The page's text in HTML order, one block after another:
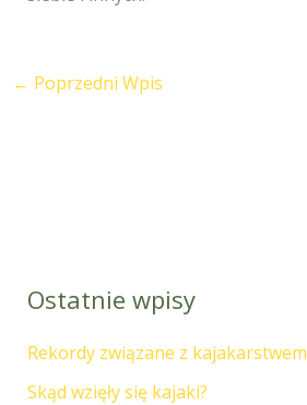
← Poprzedni Wpis
Ostatnie wpisy
Rekordy związane z kajakarstwem
Skąd wzięły się kajaki?